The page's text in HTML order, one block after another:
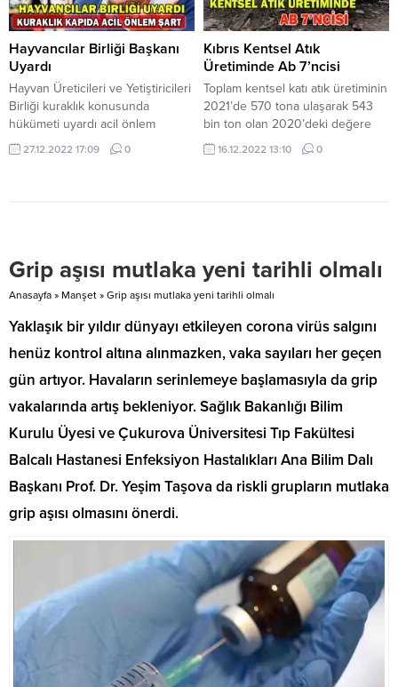
arasında alınan ithal ve yerli ürün
numunelerine Devlet
Laboratuvarı’nda analiz yapıldı,...
Hayvancılar Birliği Başkanı
Uyardı
Hayvan Üreticileri ve Yetiştiricileri
Birliği kuraklık konusunda
hükümeti uyardı acil önlem
alınmasını istedi. Açıklama şöyle:
Hayvancılık sektörü 2022 yılının
bir duruma girmiştir. DERHAL BİR
KRİZ...
27.12.2022 17:09 0
Kıbrıs Kentsel Atık
Üretiminde Ab 7’ncisi
Toplam kentsel katı atık üretiminin
2021’de 570 tona ulaşarak 543
bin ton olan 2020’deki değere
göre yüzde 5 artış kaydedilen
Güney Kıbrıs’ın, kişi başı kentsel
yüzde 77,8’i çöp alanlarına, yüzde
17,6’sı...
16.12.2022 13:10 0
Grip aşısı mutlaka yeni tarihli olmalı
Anasayfa » Manşet » Grip aşısı mutlaka yeni tarihli olmalı
Yaklaşık bir yıldır dünyayı etkileyen corona virüs salgını
henüz kontrol altına alınmazken, vaka sayıları her geçen
gün artıyor. Havaların serinlemeye başlamasıyla da grip
vakalarında artış bekleniyor. Sağlık Bakanlığı Bilim
Kurulu Üyesi ve Çukurova Üniversitesi Tıp Fakültesi
Balcalı Hastanesi Enfeksiyon Hastalıkları Ana Bilim Dalı
Başkanı Prof. Dr. Yeşim Taşova da riskli grupların mutlaka
grip aşısı olmasını önerdi.